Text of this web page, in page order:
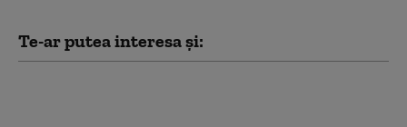
Te-ar putea interesa și: